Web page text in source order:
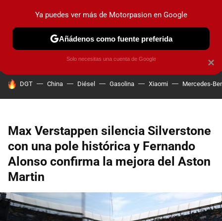
PRUEBAS COCHES ELÉCTRICOS OBSERVATORIO
HOY SE HABLA DE
DGT China Diésel Gasolina Xiaomi Mercedes-
Max Verstappen silencia Silverstone
con una pole histórica y Fernando
Alonso confirma la mejora del Aston
Martin
×
Ya puedes ver más de Motorpasion en Google
Añádenos como fuente preferida
Solo necesitas una cuenta de Google